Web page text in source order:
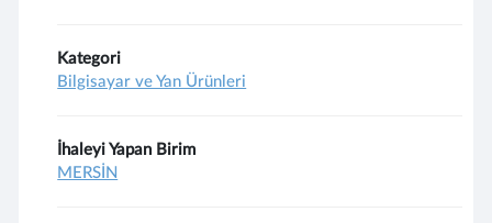
Kategori
Bilgisayar ve Yan Ürünleri
İhaleyi Yapan Birim
MERSİN